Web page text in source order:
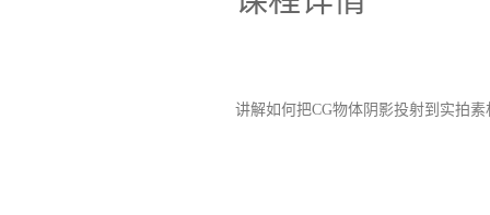
讲解如何把CG物体阴影投射到实拍素